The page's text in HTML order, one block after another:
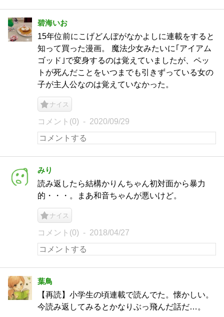
碧海いお
15年位前にこげどんぼがなかよしに連載をすると
知って買った漫画。 魔法少女みたいに｢アイアム
ゴッド｣で変身するのは覚えていましたが、ペッ
トが死んだことをいつまでも引きずっている女の
子が主人公なのは覚えていなかった。
ナイス
コメント(0) 2020/09/29
みり
読み返したら結構かりんちゃん初対面から暴力
的・・・。まあ和音ちゃんが悪いけど。
ナイス
コメント(0) 2018/04/27
葉鳥
【再読】小学生の頃連載で読んでた。懐かしい。
今読み返してみるとかなりぶっ飛んだ話だ…。